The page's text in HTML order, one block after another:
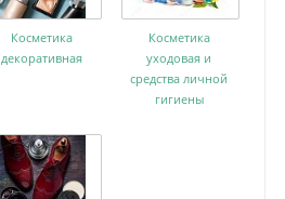
Косметика
декоративная
Косметика
уходовая и
средства личной
гигиены